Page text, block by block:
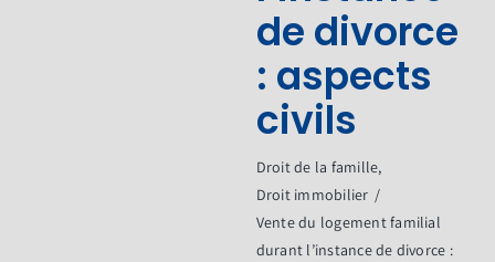
Formations
Questionnaires
de divorce
: aspects
civils
Droit de la famille
Droit immobilier
Vente du logement familial
durant l’instance de divorce :